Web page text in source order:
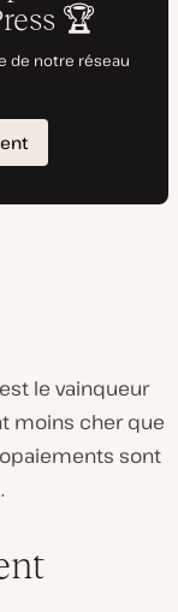
le vainqueur
moins cher que
sont